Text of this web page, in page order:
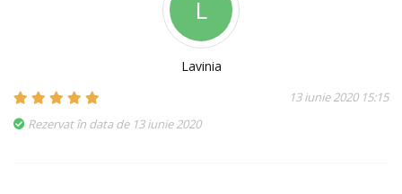
L
Lavinia
13 iunie 2020 15:15
Rezervat în data de 13 iunie 2020